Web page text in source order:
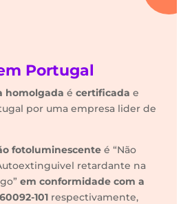
Portugal
homolgada écertificada e
por uma empresa lider de
fotoluminescente é “Não
retardante na
em conformidade com a
101 respectivamente,